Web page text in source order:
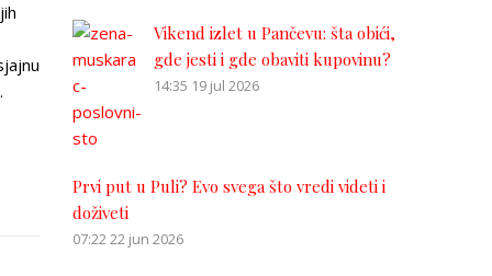
Vikend izlet u Pančevu: šta obići,
gde jesti i gde obaviti kupovinu?
14:35 19 jul 2026
Prvi put u Puli? Evo svega što vredi videti i
doživeti
07:2222 jun 2026